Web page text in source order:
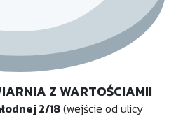
Z WARTOŚCIAMI!
2/18(wejście od ulicy